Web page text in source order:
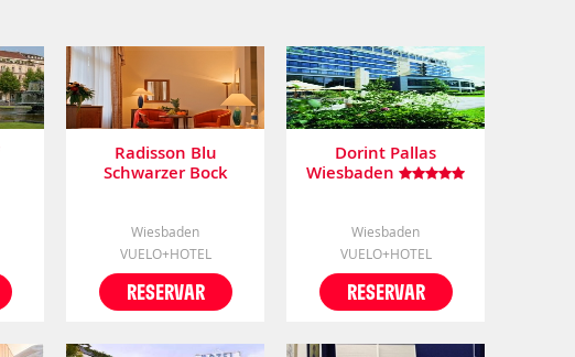
Radisson Blu
Schwarzer Bock
Wiesbaden
VUELO+HOTEL
RESERVAR
Dorint Pallas
Wiesbaden
Wiesbaden
VUELO+HOTEL
RESERVAR